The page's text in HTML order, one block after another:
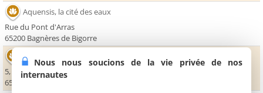
Aquensis, la cité des eaux
Rue du Pont d'Arras
65200 Bagnères de Bigorre
Les Grands Thermes
5, place des Thermes
65200 Bagnères de Bigorre
Nous nous soucions de la vie privée de nos
internautes